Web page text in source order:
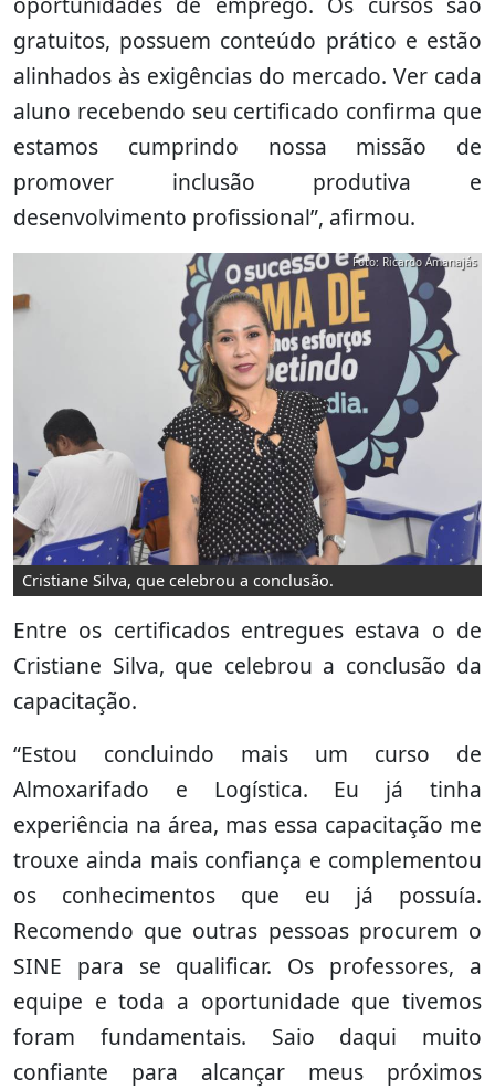
gratuitos, possuem conteúdo prático e estão
alinhados às exigências do mercado. Ver cada
aluno recebendo seu certificado confirma que
estamos cumprindo nossa missão de
promover inclusão produtiva e
desenvolvimento profissional”, afirmou.
Cristiane Silva, que celebrou a conclusão.
Foto: Ricardo Amanajás
Entre os certificados entregues estava o de
Cristiane Silva, que celebrou a conclusão da
capacitação.
“Estou concluindo mais um curso de
Almoxarifado e Logística. Eu já tinha
experiência na área, mas essa capacitação me
trouxe ainda mais confiança e complementou
os conhecimentos que eu já possuía.
Recomendo que outras pessoas procurem o
SINE para se qualificar. Os professores, a
equipe e toda a oportunidade que tivemos
foram fundamentais. Saio daqui muito
confiante para alcançar meus próximos